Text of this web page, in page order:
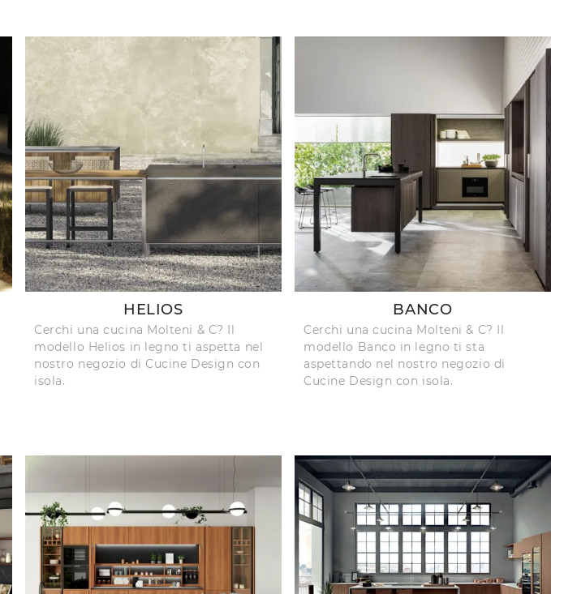
HELIOS
Cerchi una cucina Molteni & C? Il
modello Helios in legno ti aspetta nel
nostro negozio di Cucine Design con
isola.
BANCO
Cerchi una cucina Molteni & C? Il
modello Banco in legno ti sta
aspettando nel nostro negozio di
Cucine Design con isola.